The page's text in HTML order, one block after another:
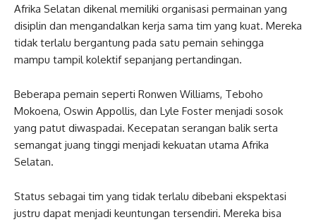
Afrika Selatan dikenal memiliki organisasi permainan yang
disiplin dan mengandalkan kerja sama tim yang kuat. Mereka
tidak terlalu bergantung pada satu pemain sehingga
mampu tampil kolektif sepanjang pertandingan.
Beberapa pemain seperti Ronwen Williams, Teboho
Mokoena, Oswin Appollis, dan Lyle Foster menjadi sosok
yang patut diwaspadai. Kecepatan serangan balik serta
semangat juang tinggi menjadi kekuatan utama Afrika
Selatan.
Status sebagai tim yang tidak terlalu dibebani ekspektasi
justru dapat menjadi keuntungan tersendiri. Mereka bisa